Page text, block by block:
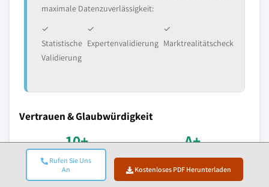
Rufen Sie Uns
An
Kostenloses PDF Herunterladen
maximale Datenzuverlässigkeit:
✓
Statistische
Validierung
✓
Expertenvalidierung
✓
Marktrealitätscheck
Vertrauen & Glaubwürdigkeit
10+
Jahre im Dienst
Konstante Leistung seit
A+
BBB-Akkreditierung
Professionelle Standards &